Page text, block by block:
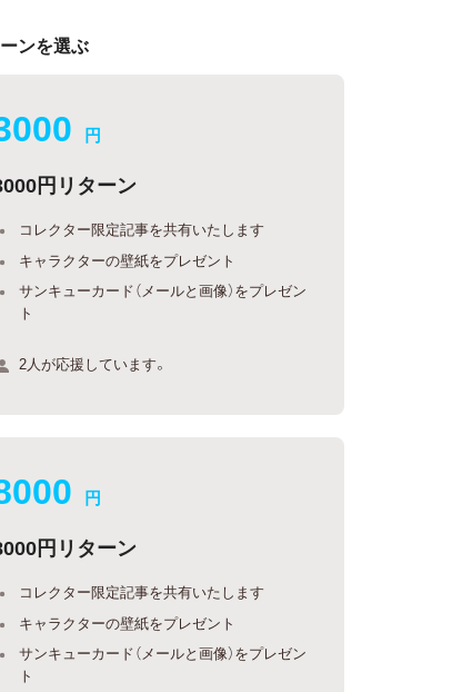
ンを選ぶ
円
円リターン
コレクター限定記事を共有いたします
キャラクターの壁紙をプレゼント
サンキューカード（メールと画像）をプレゼン
ト
2人が応援しています。
円
円リターン
コレクター限定記事を共有いたします
キャラクターの壁紙をプレゼント
サンキューカード（メールと画像）をプレゼン
ト